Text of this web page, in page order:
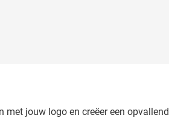
jouw logo en creëer een opvallend